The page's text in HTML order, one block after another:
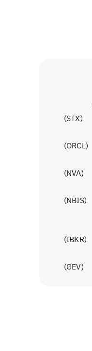
(
STX
)
(
ORCL
)
(
NVA
)
(
NBIS
)
(
IBKR
)
(
GEV
)